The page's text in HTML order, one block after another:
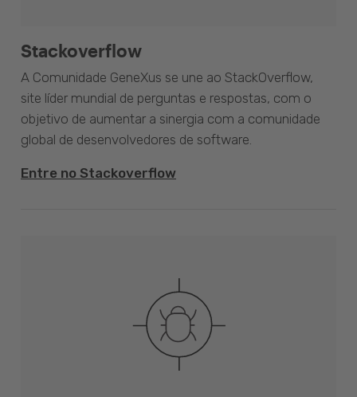
Stackoverflow
A Comunidade GeneXus se une ao StackOverflow,
site líder mundial de perguntas e respostas, com o
objetivo de aumentar a sinergia com a comunidade
global de desenvolvedores de software.
Entre no Stackoverflow